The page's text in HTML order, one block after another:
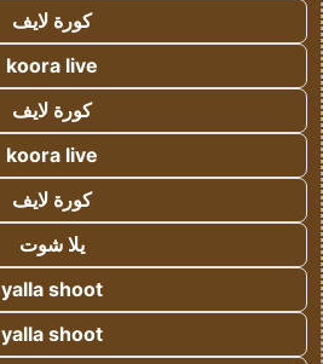
كورة لايف
koora live
كورة لايف
koora live
كورة لايف
يلا شوت
yalla shoot
yalla shoot